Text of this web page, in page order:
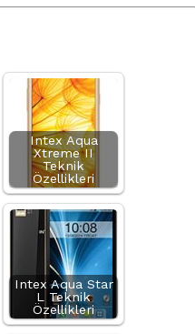
Intex Aqua
Xtreme II
Teknik
Özellikleri
Intex Aqua Star
L Teknik
Özellikleri